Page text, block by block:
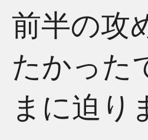
前半の攻
たかった
まに迫り